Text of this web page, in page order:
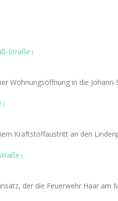
Straße (
Wohnungsöffnung in die
(
Kraftstoffaustritt an den
(
der die Feuerwehr Haar am